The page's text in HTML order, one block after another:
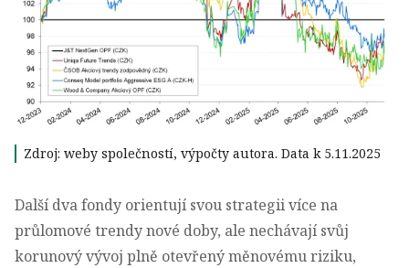
Zdroj: weby společností, výpočty autora. Data k 5.11.2025
Další dva fondy orientují svou strategii více na
průlomové trendy nové doby, ale nechávají svůj
korunový vývoj plně otevřený měnovému riziku,